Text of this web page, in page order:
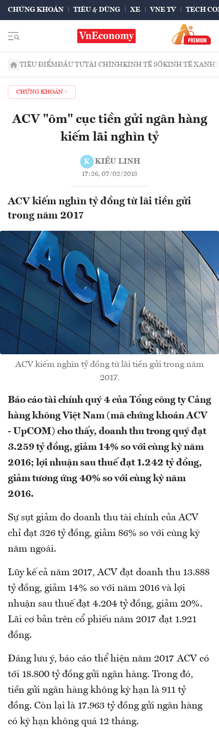
CHỨNG KHOÁN TIÊU & DÙNG XE VNE TV TECH
TIÊU ĐIỂMĐẦU TƯTÀI CHÍNHKINH TẾ SỐKINH TẾ XANH
CHỨNG KHOÁN
ACV "ôm" cục tiền gửi ngân hàng
kiếm lãi nghìn tỷ
K KIỀU LINH
17:26, 07/02/2018
ACV kiếm nghìn tỷ đồng từ lãi tiền gửi
trong năm 2017
ACV kiếm nghìn tỷ đồng từ lãi tiền gửi trong năm
2017.
Báo cáo tài chính quý 4 của Tổng công ty Cảng
hàng không Việt Nam (mã chứng khoán ACV
- UpCOM) cho thấy, doanh thu trong quý đạt
3.259 tỷ đồng, giảm 14% so với cùng kỳ năm
2016; lợi nhuận sau thuế đạt 1.242 tỷ đồng,
giảm tương ứng 40% so với cùng kỳ năm
2016.
Sự sụt giảm do doanh thu tài chính của ACV
chỉ đạt 326 tỷ đồng, giảm 86% so với cùng kỳ
năm ngoái.
Lũy kế cả năm 2017, ACV đạt doanh thu 13.888
tỷ đồng, giảm 14% so với năm 2016 và lợi
nhuận sau thuế đạt 4.204 tỷ đồng, giảm 20%.
Lãi cơ bản trên cổ phiếu năm 2017 đạt 1.921
đồng.
Đáng lưu ý, báo cáo thể hiện năm 2017 ACV có
tới 18.800 tỷ đồng gửi ngân hàng. Trong đó,
tiền gửi ngân hàng không kỳ hạn là 911 tỷ
đồng. Còn lại là 17.963 tỷ đồng gửi ngân hàng
có kỳ hạn không quá 12 tháng.